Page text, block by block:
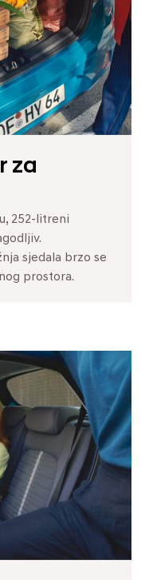
za
252-litreni
sjedala brzo se
prostora.